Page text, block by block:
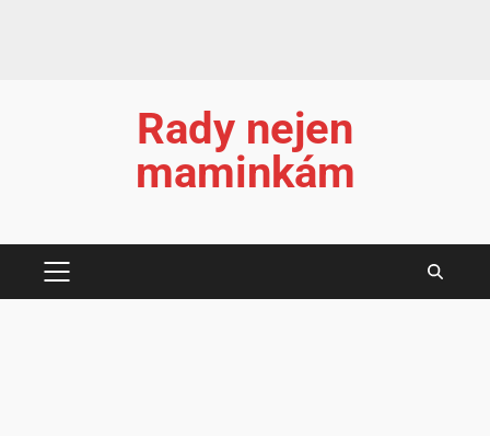
Rady nejen
maminkám